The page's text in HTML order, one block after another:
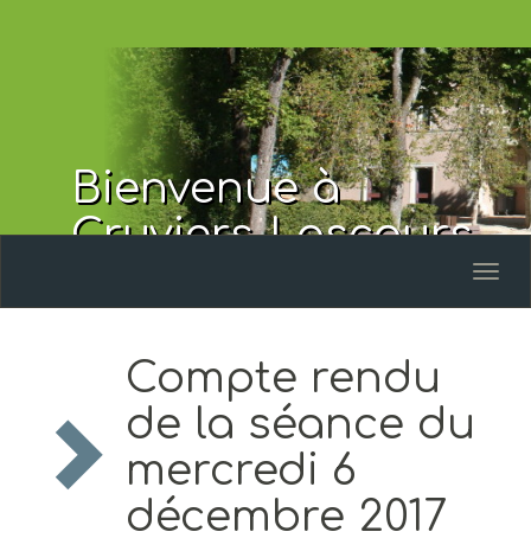
Bienvenue à
Cruviers-Lascours
Compte rendu
de la séance du
mercredi 6
décembre 2017